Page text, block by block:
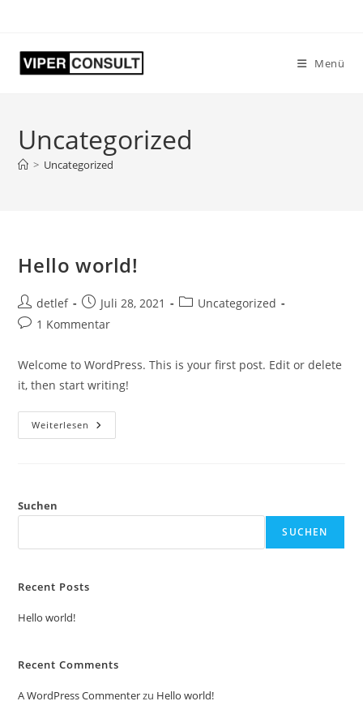
springen
Menü
Uncategorized
> Uncategorized
Hello world!
Beitrags-
Autor:
detlef
Beitrag
veröffentlicht:
Juli 28, 2021
Beitrags-
Uncategorized
Beitrags-
1 Kommentar
Welcome to WordPress. This is your first post. Edit or delete
it, then start writing!
Weiterlesen Hello
World!
Suchen
SUCHEN
Recent Posts
Hello world!
Recent Comments
A WordPress Commenterzu Hello world!